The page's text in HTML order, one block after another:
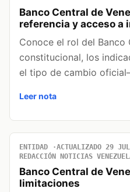
Banco Central de
referencia y acceso a
Conoce el rol del Banco
constitucional, los
el tipo de cambio
Leer nota
ENTIDAD ACTUALIZADO 29
REDACCIÓN NOTICIAS
Banco Central de
limitaciones